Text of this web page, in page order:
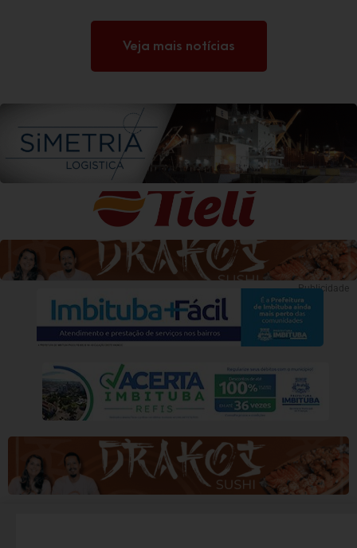
Veja mais notícias
Publicidade